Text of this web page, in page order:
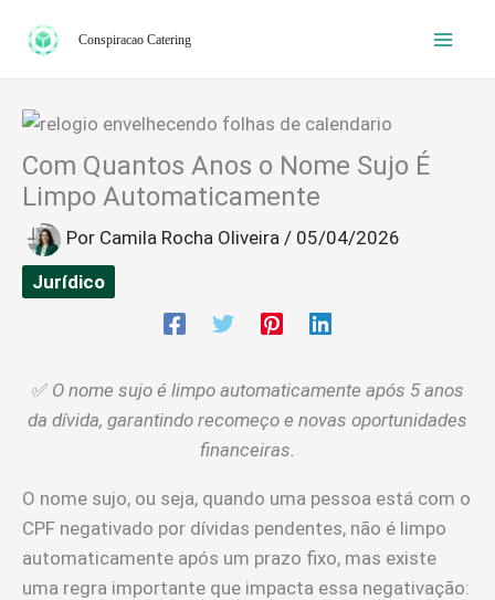
para
Conspiracao Catering
Com Quantos Anos o Nome Sujo É
Limpo Automaticamente
Por Camila Rocha Oliveira / 05/04/2026
Jurídico
✅ O nome sujo é limpo automaticamente após 5 anos
da dívida, garantindo recomeço e novas oportunidades
financeiras.
O nome sujo, ou seja, quando uma pessoa está com o
CPF negativado por dívidas pendentes, não é limpo
automaticamente após um prazo fixo, mas existe
uma regra importante que impacta essa negativação: